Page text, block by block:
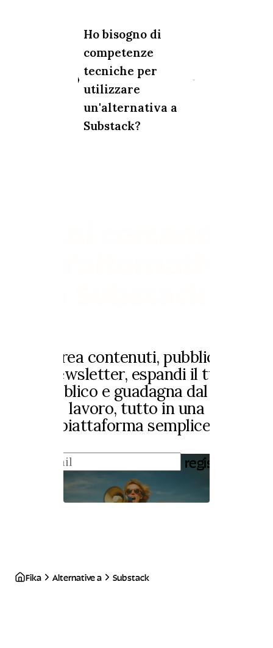
Ho bisogno di
competenze
tecniche per
utilizzare
un'alternativa a
Substack?
Crea contenuti, pubblica
newsletter, espandi il tuo
pubblico e guadagna dal tuo
lavoro, tutto in una
piattaforma semplice.
registrati
Fika Alternative a Substack